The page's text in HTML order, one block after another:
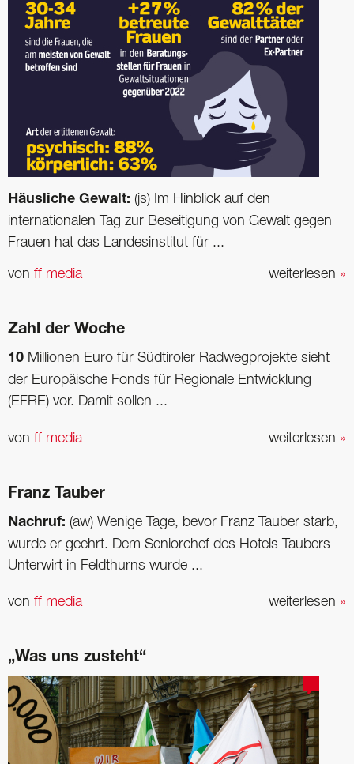
Häusliche Gewalt: (js) Im Hinblick auf den
internationalen Tag zur Beseitigung von Gewalt gegen
Frauen hat das Landesinstitut für ...
weiterlesen »
von ff media
Zahl der Woche
10 Millionen Euro für Südtiroler Radwegprojekte sieht
der ­Europäische Fonds für Regionale Entwicklung
(EFRE) vor. Damit sollen ...
weiterlesen »
von ff media
Franz Tauber
Nachruf: (aw) Wenige Tage, bevor Franz Tauber starb,
wurde er geehrt. Dem Seniorchef des Hotels Taubers
Unterwirt in Feldthurns wurde ...
weiterlesen »
von ff media
„Was uns zusteht“